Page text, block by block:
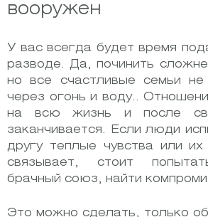
вооружен
У вас всегда будет время
разводе. Да, починить
но все счастливые семьи не
через огонь и воду..
на всю жизнь и после
заканчивается. Если люди
другу теплые чувства или
связывает, стоит
брачный союз, найти
Это можно сделать, только